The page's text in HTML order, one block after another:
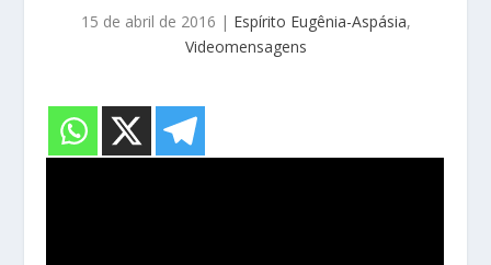
15 de abril de 2016 | Espírito Eugênia-Aspásia,
Videomensagens